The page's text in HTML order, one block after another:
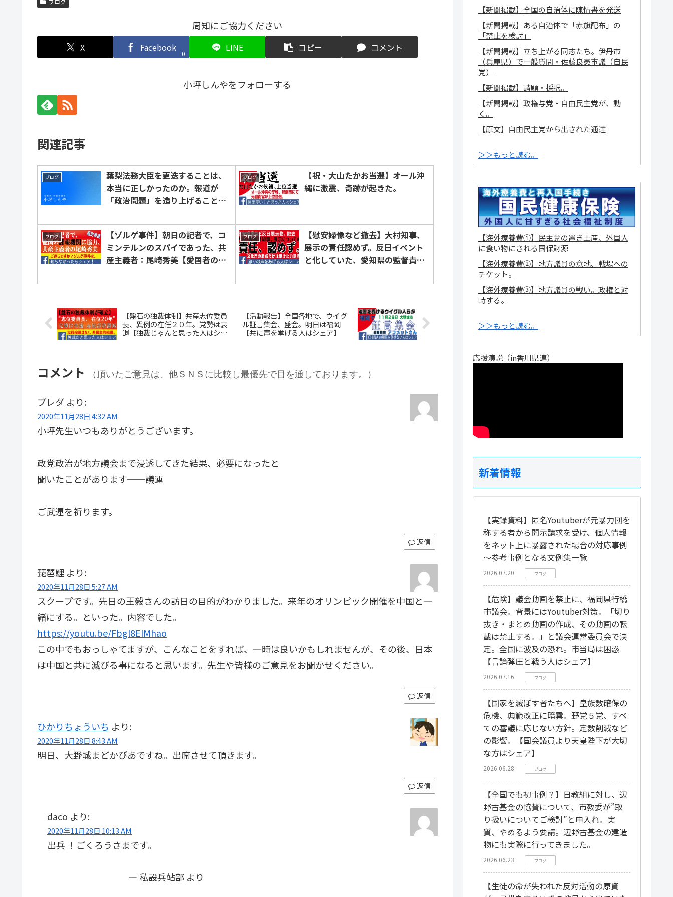
周知にご協力ください
X Facebook
0
LINE コピー コメント
小坪しんやをフォローする
関連記事
ブログ
葉梨法務大臣を更迭することは、
本当に正しかったのか。報道が
「政治問題」を造り上げることが
人はシェア
ブログ
【祝・大山たかお当選】オール沖
縄に激震、奇跡が起きた。
ブログ
【ゾルゲ事件】朝日の記者で、コ
ミンテルンのスパイであった、共
産主義者：尾崎秀美【愛国者の仮
ブログ
【慰安婦像など撤去】大村知事、
展示の責任認めず。反日イベント
と化していた、愛知県の監督責任
ない人はシェア】
【盤石の独裁体制】共産志位委員
長、異例の在任２０年。党勢は衰
退【独裁じゃんと思った人はシェ
【活動報告】全国各地で、ウイグ
ル証言集会、盛会。明日は福岡
【共に声を挙げる人はシェア】
コメント （頂いたご意見は、他ＳＮＳに比較し最優先で目を通しております。）
ブレダ より:
2020年11月28日 4:32 AM
小坪先生いつもありがとうございます。
政党政治が地方議会まで浸透してきた結果、必要になったと
聞いたことがあります──議運
ご武運を祈ります。
返信
琵琶鯉 より:
2020年11月28日 5:27 AM
スクープです。先日の王毅さんの訪日の目的がわかりました。来年のオリンピック開催を中国と一
緒にする。といった。内容でした。
https://youtu.be/Fbgl8EIMhao
この中でもおっしゃてますが、こんなことをすれば、一時は良いかもしれませんが、その後、日本
は中国と共に滅びる事になると思います。先生や皆様のご意見をお聞かせください。
返信
ひかりちょういち より:
2020年11月28日 8:43 AM
明日、大野城まどかぴあですね。出席させて頂きます。
返信
daco より:
2020年11月28日 10:13 AM
出兵 ！ごくろうさまです。
― 私設兵站部 より
【新聞掲載】全国の自治体に陳情書を発送
【新聞掲載】ある自治体で「赤旗配布」の
「禁止を検討」
【新聞掲載】立ち上がる同志たち。伊丹市
（兵庫県）で一般質問・佐藤良憲市議（自民
党）
【新聞掲載】請願・採択。
【新聞掲載】政権与党・自由民主党が、動
く。
【原文】自由民主党から出された通達
＞＞もっと読む。
【海外療養費①】民主党の置き土産、外国人
に食い物にされる国保財源
【海外療養費②】地方議員の意地、戦場への
チケット。
【海外療養費③】地方議員の戦い。政権と対
峙する。
＞＞もっと読む。
応援演説（in香川県連）
新着情報
【実録資料】匿名Youtuberが元暴力団を
称する者から開示請求を受け、個人情報
をネット上に暴露された場合の対応事例
～参考事例となる文例集一覧
2026.07.20 ブログ
【危険】議会動画を禁止に、福岡県行橋
市議会。背景にはYoutuber対策。「切り
抜き・まとめ動画の作成、その動画の転
載は禁止する。」と議会運営委員会で決
定。全国に波及の恐れ。市当局は困惑
【言論弾圧と戦う人はシェア】
2026.07.16 ブログ
【国家を滅ぼす者たちへ】皇族数確保の
危機、典範改正に暗雲。野党５党、すべ
ての審議に応じない方針。定数削減など
の影響。【国会議員より天皇陛下が大切
な方はシェア】
2026.06.28 ブログ
【全国でも初事例？】日教組に対し、辺
野古基金の協賛について、市教委が”取
り扱いについてご検討”と申入れ。実
質、やめるよう要請。辺野古基金の建造
物にも実際に行ってきました。
2026.06.23 ブログ
【生徒の命が失われた反対活動の原資